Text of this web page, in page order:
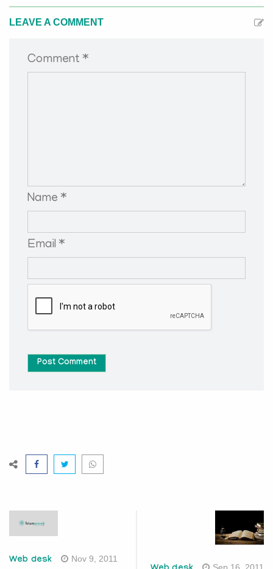
LEAVE A COMMENT
Comment *
Name *
Email *
Post Comment
Web desk Nov 9, 2011